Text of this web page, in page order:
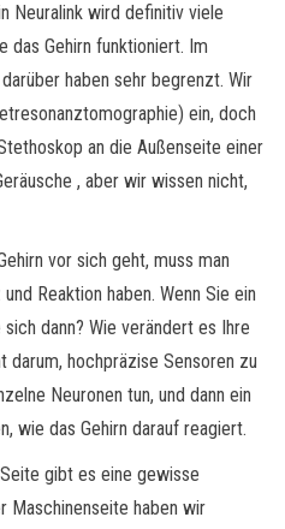
Neuralink wird definitiv viele
das Gehirn funktioniert. Im
haben sehr begrenzt. Wir
ein, doch
an die Außenseite einer
, aber wir wissen nicht,
vor sich geht, muss man
Reaktion haben. Wenn Sie ein
dann? Wie verändert es Ihre
darum, hochpräzise Sensoren zu
Neuronen tun, und dann ein
wie das Gehirn darauf reagiert.
gibt es eine gewisse
Maschinenseite haben wir